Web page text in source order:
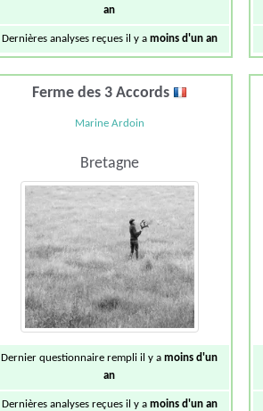
an
Dernières analyses reçues il y a moins d'un an
Ferme des 3 Accords
Marine Ardoin
Bretagne
Dernier questionnaire rempli il y amoins d'un
an
Dernières analyses reçues il y a moins d'un an